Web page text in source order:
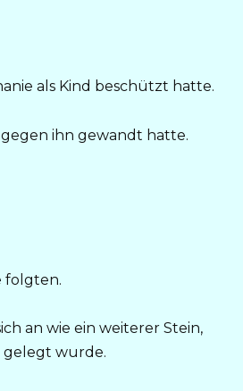
als Kind beschützt hatte.
gegen ihn gewandt hatte.
folgten.
an wie ein weiterer Stein,
gelegt wurde.